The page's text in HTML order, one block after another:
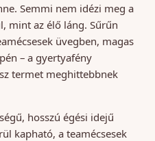
Semmi nem idézi meg a
mint az élő láng. Sűrűn
üvegben, magas
– a gyertyafény
termet meghittebbnek
hosszú égési idejű
kapható, a teamécsesek